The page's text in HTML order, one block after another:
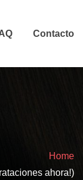
Contacto
Home
ahora!)